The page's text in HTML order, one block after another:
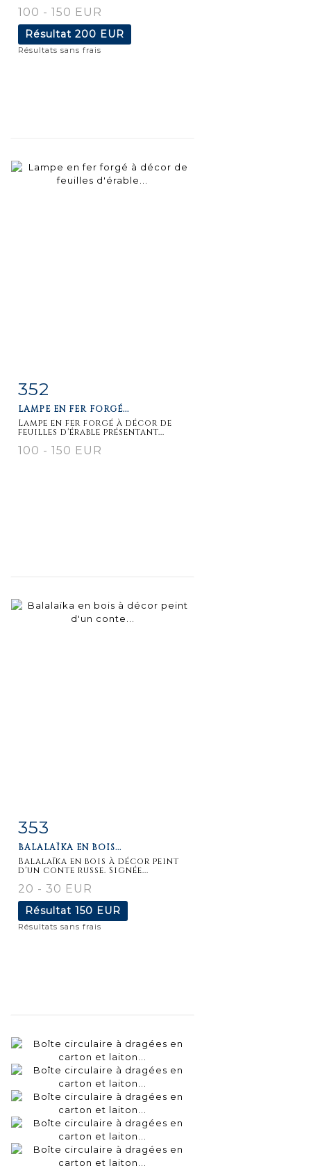
100 - 150 EUR
Résultat 200 EUR
Résultats sans frais
Fiche
détaillée
352
LAMPE EN FER FORGÉ...
Lampe en fer forgé à décor de
feuilles d'érable présentant...
100 - 150 EUR
Fiche
détaillée
353
BALALAÏKA EN BOIS...
Balalaïka en bois à décor peint
d'un conte russe. Signée...
20 - 30 EUR
Résultat 150 EUR
Résultats sans frais